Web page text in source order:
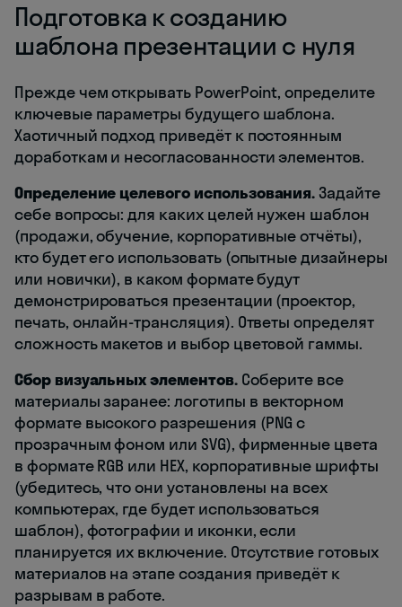
Подготовка к созданию
шаблона презентации с нуля
Прежде чем открывать PowerPoint, определите
ключевые параметры будущего шаблона.
Хаотичный подход приведёт к постоянным
доработкам и несогласованности элементов.
Определение целевого использования. Задайте
себе вопросы: для каких целей нужен шаблон
(продажи, обучение, корпоративные отчёты),
кто будет его использовать (опытные дизайнеры
или новички), в каком формате будут
демонстрироваться презентации (проектор,
печать, онлайн-трансляция). Ответы определят
сложность макетов и выбор цветовой гаммы.
Сбор визуальных элементов.Соберите все
материалы заранее: логотипы в векторном
формате высокого разрешения (PNG с
прозрачным фоном или SVG), фирменные цвета
в формате RGB или HEX, корпоративные шрифты
(убедитесь, что они установлены на всех
компьютерах, где будет использоваться
шаблон), фотографии и иконки, если
планируется их включение. Отсутствие готовых
материалов на этапе создания приведёт к
разрывам в работе.